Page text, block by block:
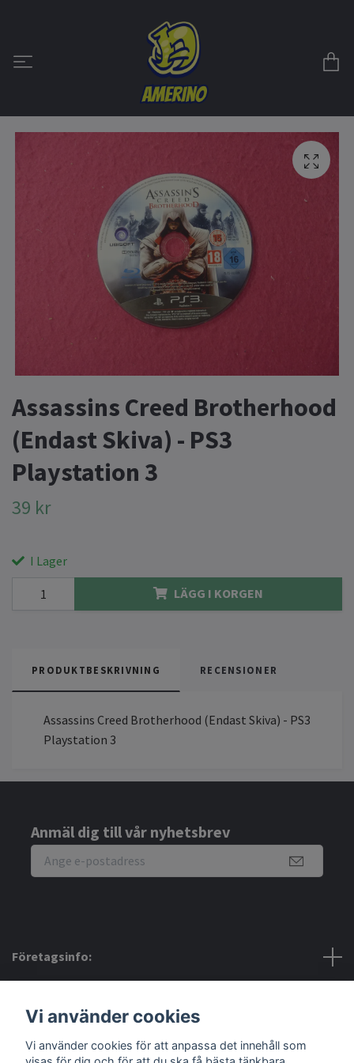
Assassins Creed Brotherhood
(Endast Skiva) - PS3
Playstation 3
39 kr
I Lager
LÄGG I KORGEN
PRODUKTBESKRIVNING RECENSIONER
Assassins Creed Brotherhood (Endast Skiva) - PS3
Playstation 3
Anmäl dig till vår nyhetsbrev
Företagsinfo:
Sociala medier
Vi använder cookies
Vi använder cookies för att anpassa det innehåll som